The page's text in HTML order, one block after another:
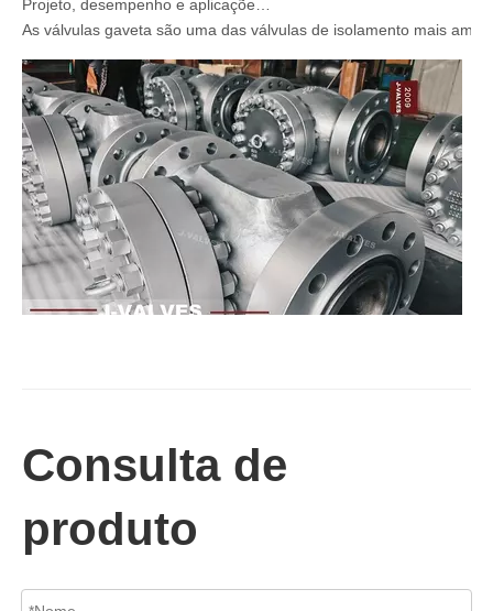
As válvulas gaveta são uma das válvulas de isolamento mais
Em sistemas de tubulações industriais, evitar o fluxo reverso é
Consulta de
produto